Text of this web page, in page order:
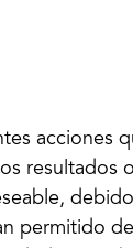
acciones
resultados
permitido